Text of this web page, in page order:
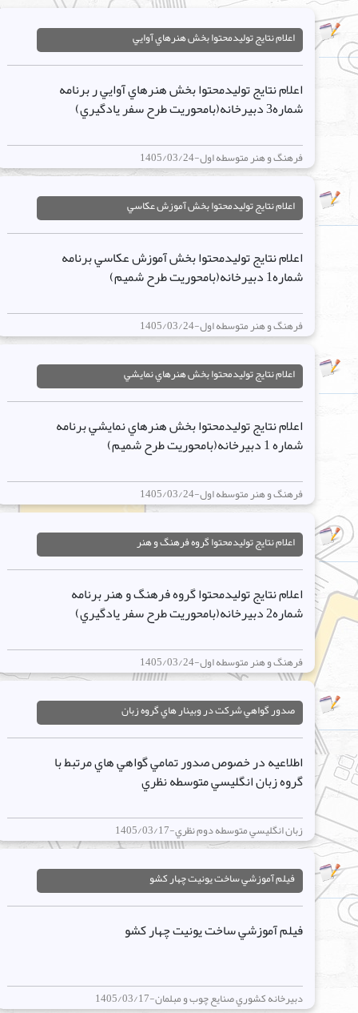
اعلام نتايج توليدمحتوا بخش هنرهاي آوايي
اعلام نتايج توليدمحتوا بخش هنرهاي آوايي ر برنامه
شماره3 دبيرخانه(بامحوريت طرح سفر يادگيري)
فرهنگ و هنر متوسطه اول-1405/03/24
اعلام نتايج توليدمحتوا بخش آموزش عکاسي
اعلام نتايج توليدمحتوا بخش آموزش عکاسي برنامه
شماره1 دبيرخانه(بامحوريت طرح شميم)
فرهنگ و هنر متوسطه اول-1405/03/24
اعلام نتايج توليدمحتوا بخش هنرهاي نمايشي
اعلام نتايج توليدمحتوا بخش هنرهاي نمايشي برنامه
شماره 1 دبيرخانه(بامحوريت طرح شميم)
فرهنگ و هنر متوسطه اول-1405/03/24
اعلام نتايج توليدمحتوا گروه فرهنگ و هنر
اعلام نتايج توليدمحتوا گروه فرهنگ و هنر برنامه
شماره2 دبيرخانه(بامحوريت طرح سفر يادگيري)
فرهنگ و هنر متوسطه اول-1405/03/24
صدور گواهي شرکت در وبينار هاي گروه زبان
اطلاعيه در خصوص صدور تمامي گواهي هاي مرتبط با
گروه زبان انگليسي متوسطه نظري
زبان انگليسي متوسطه دوم نظري-1405/03/17
فيلم آموزشي ساخت يونيت چهار کشو
فيلم آموزشي ساخت يونيت چهار کشو
دبيرخانه کشوري صنايع چوب و مبلمان-1405/03/17